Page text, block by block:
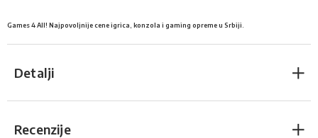
Games 4 All! Najpovoljnije cene igrica, konzola i gaming opreme u Srbiji.
Detalji
Recenzije